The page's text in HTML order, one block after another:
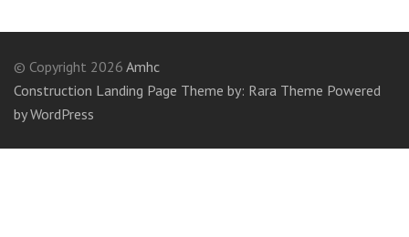
© Copyright 2026 Amhc
Construction Landing Page Theme by: Rara Theme Powered
by WordPress